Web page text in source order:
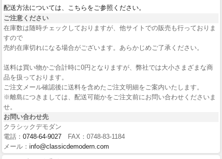
配送方法については、こちらをご参照ください。
ご注意ください
在庫数は随時チェックしておりますが、他サイトでの販売も行っておりま
すので
売約在庫切れになる場合がございます。あらかじめご了承ください。
送料は買い物かご合計時に0円となりますが、弊社では大小さまざまな商
品を扱っております。
ご注文メール確認後に送料を含めたご注文明細をご案内いたします。
※離島につきましては、配送可能かをご注文前にお問い合わせくださいま
せ。
お問い合わせ先
クラシックデモダン
電話： 0748-64-9027 FAX：0748-83-1184
メール： info@classicdemodern.com